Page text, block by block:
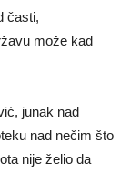
časti,
može kad
junak nad
nad nečim što
nije želio da